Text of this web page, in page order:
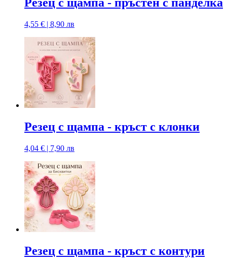
4,55 € | 8,90 лв
Резец с щампа - кръст с клонки
4,04 € | 7,90 лв
Резец с щампa - кръст с контури